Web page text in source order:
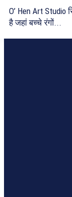
O’ Hen Art Studio
है जहां बच्चे रंगों...